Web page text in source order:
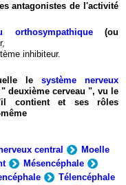
antagonistes de l'activité
orthosympathique(ou
inhibiteur.
le système nerveux
deuxième cerveau ", vu le
contient et ses rôles
central
Moelle
Mésencéphale
Télencéphale